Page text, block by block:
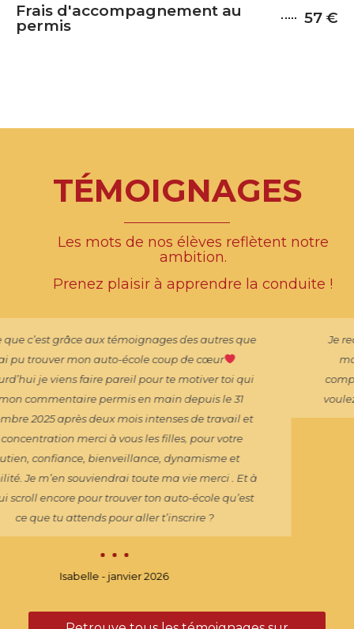
Frais d'accompagnement au
permis
57 €
TÉMOIGNAGES
Les mots de nos élèves reflètent notre
ambition.
Prenez plaisir à apprendre la conduite !
Je recommande +++ . Passé le permis en accélérer, Les
monitrices sont compétentes, pédagogues, et très
complémentaires dans leur accompagnement. SI vous
voulez apprendre, et obtenir votre permis, n’hésitez pas.
Nathan M. - Janvier 2026
Retrouve tous les témoignages sur
notre livre d'or